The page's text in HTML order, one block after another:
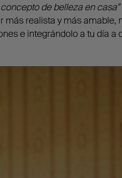
concepto de belleza en casa”
realista y más amable,
e integrándolo a tu día a